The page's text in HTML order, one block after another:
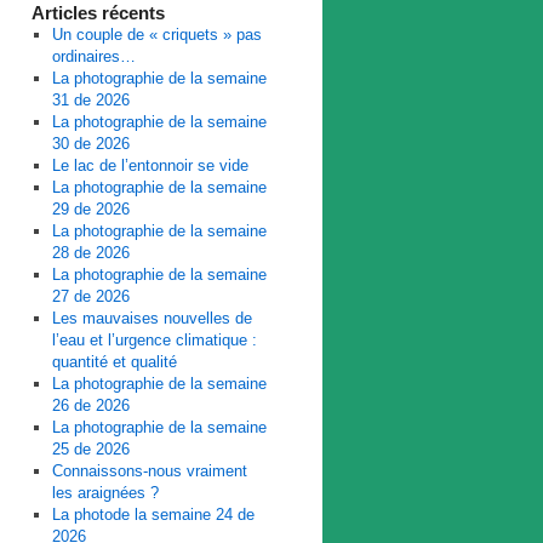
Articles récents
Un couple de « criquets » pas
ordinaires…
La photographie de la semaine
31 de 2026
La photographie de la semaine
30 de 2026
Le lac de l’entonnoir se vide
La photographie de la semaine
29 de 2026
La photographie de la semaine
28 de 2026
La photographie de la semaine
27 de 2026
Les mauvaises nouvelles de
l’eau et l’urgence climatique :
quantité et qualité
La photographie de la semaine
26 de 2026
La photographie de la semaine
25 de 2026
Connaissons-nous vraiment
les araignées ?
La photode la semaine 24 de
2026